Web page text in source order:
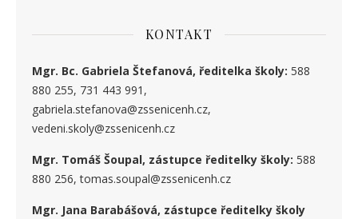
KONTAKT
Mgr. Bc. Gabriela Štefanová, ředitelka školy: 588
880 255, 731 443 991,
gabriela.stefanova@zssenicenh.cz,
vedeni.skoly@zssenicenh.cz
Mgr. Tomáš Šoupal, zástupce ředitelky školy: 588
880 256, tomas.soupal@zssenicenh.cz
Mgr. Jana Barabášová, zástupce ředitelky školy